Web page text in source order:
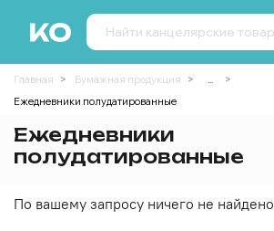
Главная Бумажная продукция
...
Ежедневники полудатированные
Ежедневники
полудатированные
По вашему запросу ничего не найдено